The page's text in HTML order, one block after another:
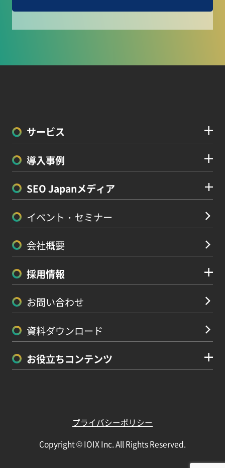
サービス
導入事例
SEO Japanメディア
イベント・セミナー
会社概要
採用情報
お問い合わせ
資料ダウンロード
お役立ちコンテンツ
プライバシーポリシー
Copyright © IOIX Inc. All Rights Reserved.